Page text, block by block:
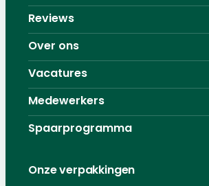
Reviews
Over ons
Vacatures
Medewerkers
Spaarprogramma
Onze verpakkingen